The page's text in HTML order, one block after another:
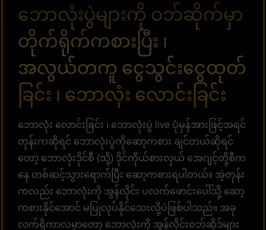
ဘောလုံးပွဲများကို ဝဘ်ဆိုက်မှာ
တိုက်ရိုက်ကစားပြီး ၊
အလွယ်တကူ ငွေသွင်းငွေထုတ်
ခြင်း ၊ ဘောလုံး လောင်းခြင်း
ဘောလုံး လောင်းခြင်း ၊ ဘောလုံးပွဲ live ပုံမှန်အားဖြင့်အရင်
တုန်းကဆိုရင် ဘောလုံးပွဲကိုဆော့ကစား ချင်တယ်ဆိုရင်
တော့ ဘောလုံးဒိုင်စီ (သို့) ဒိုင်ကိုယ်စားလှယ် အေဂျင့်တို့စီက
နေ တစ်ဆင့်သွားရောက်ပြီး ဆော့ကစားရပါတယ်။ အဲ့တုန်း
ကလည်း ဘောလုံးကို အွန်လိုင်း ပလက်ဖောင်းပေါ်သို့ ဆော့
ကစားနိုင်အောင် မပြုလုပ်နိုင်သေးလို့ပဲဖြစ်ပါသည်။ အခု
လက်ရှိကာလမှာတော့ ‌ဘောလုံးကို အွန်လိုင်းဝဘ်ဆိုဒ်များ